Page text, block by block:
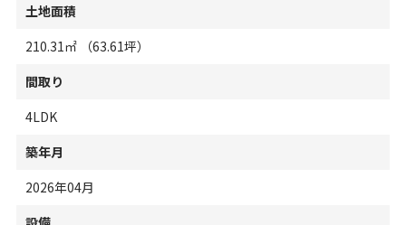
土地面積
210.31㎡ （63.61坪）
間取り
4LDK
築年月
2026年04月